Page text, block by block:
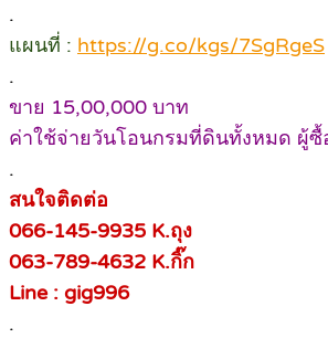
.
แผนที่ : https://g.co/kgs/7SgRgeS
.
ขาย 15,00,000 บาท
ค่าใช้จ่ายวันโอนกรมที่ดินทั้งหมด ผู้ซื้
.
สนใจติดต่อ
066-145-9935 K.ถุง
063-789-4632 K.กิ๊ก
Line : gig996
.